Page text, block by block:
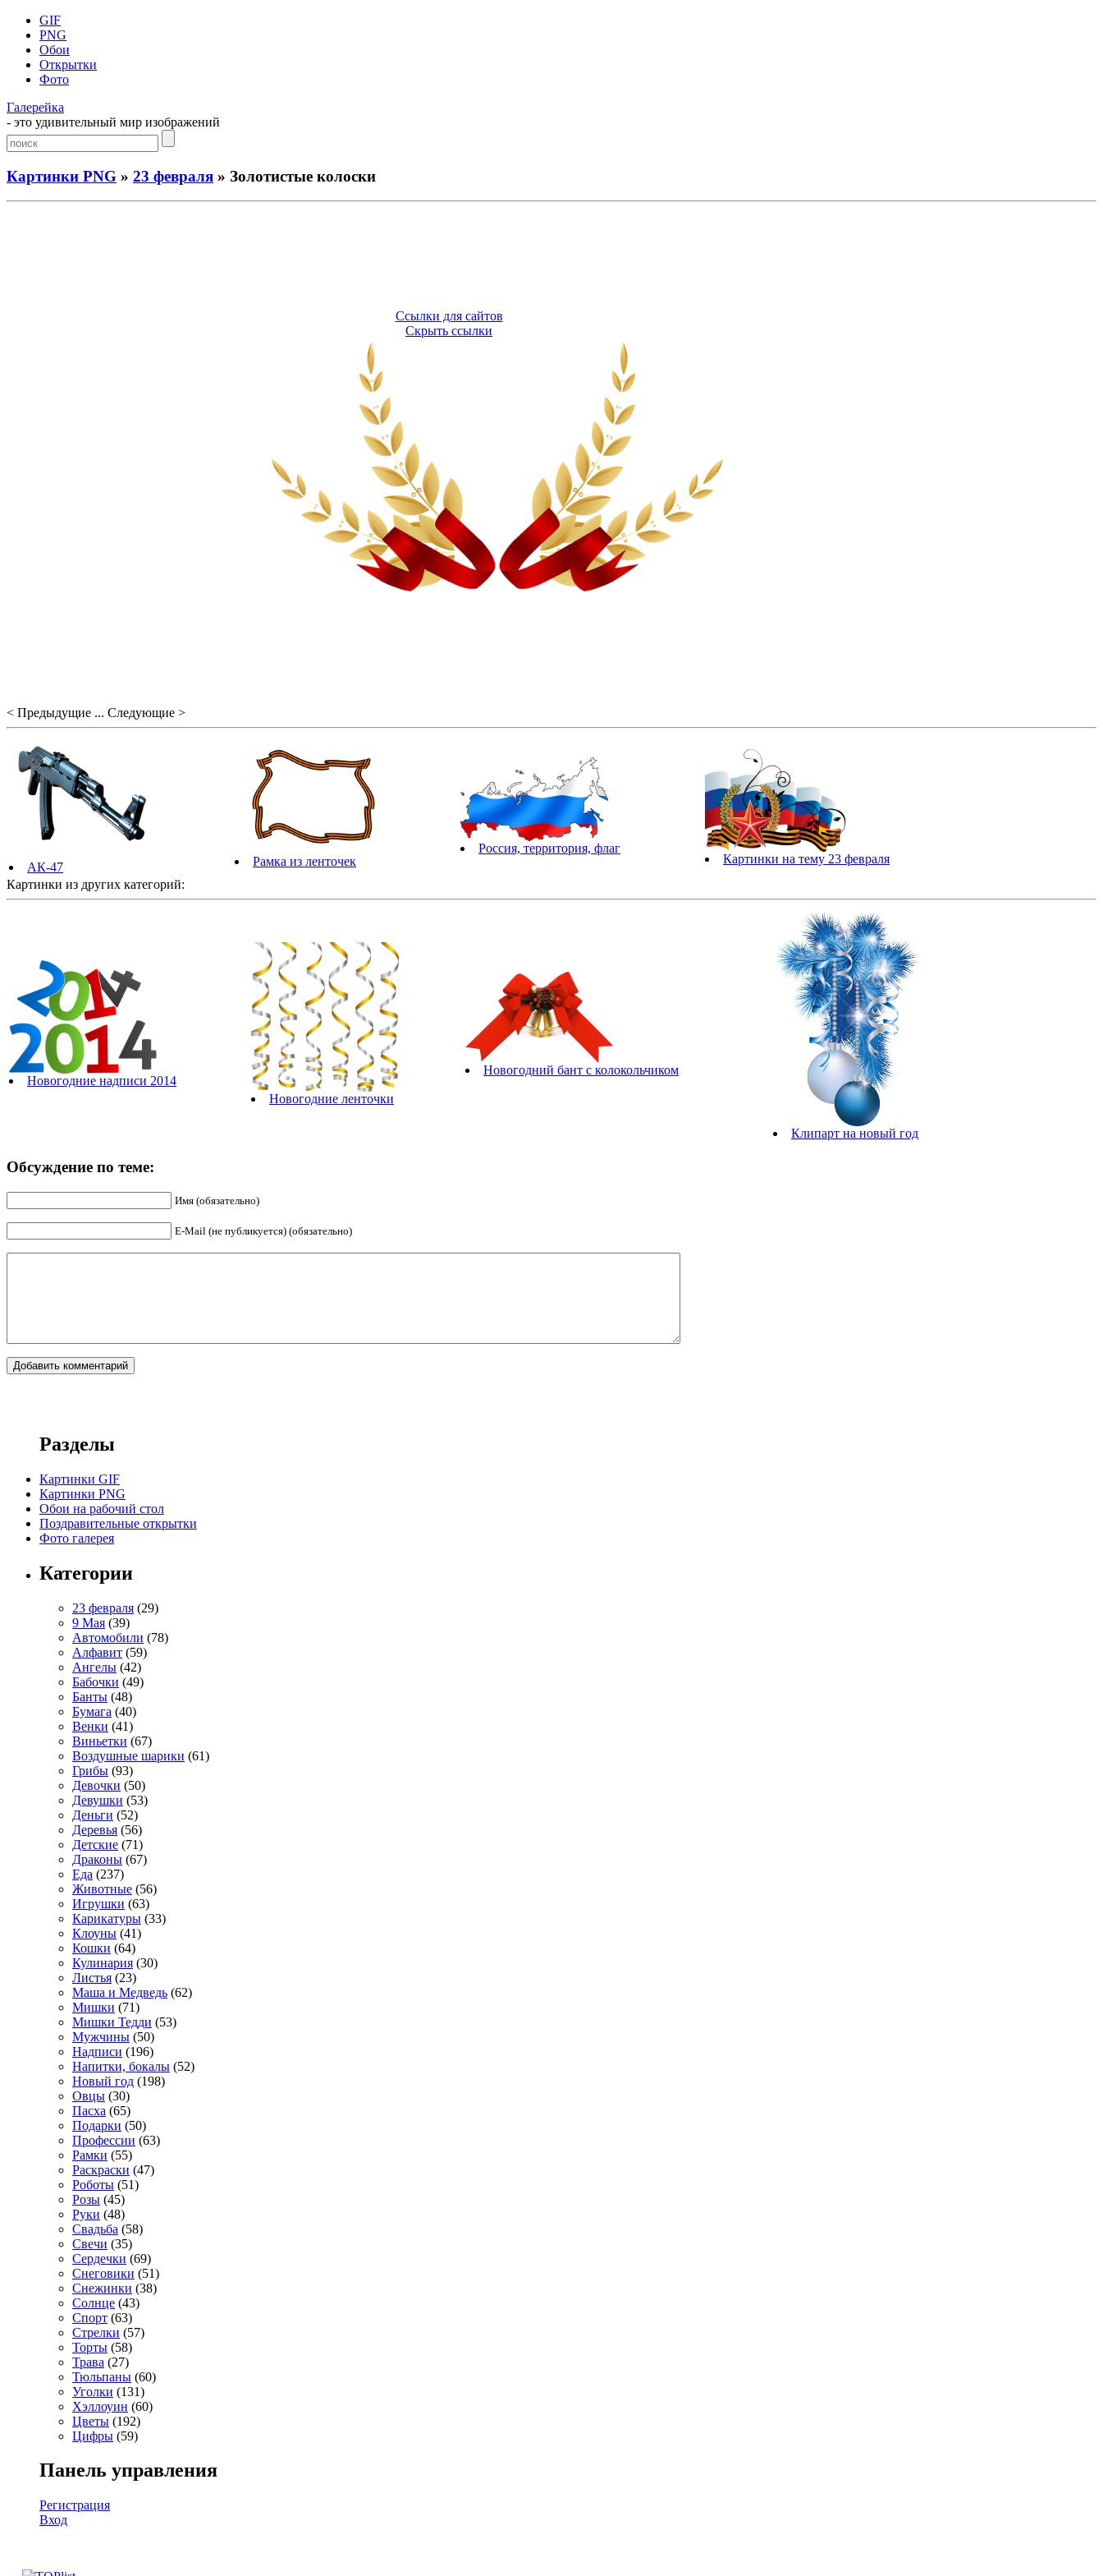
GIF
PNG
Обои
Открытки
Фото
Галерейка
- это удивительный мир изображений
Картинки PNG » 23 февраля » Золотистые колоски
Ссылки для сайтов
Скрыть ссылки
< Предыдущие ... Следующие >
АК-47 Рамка из ленточек
Россия, территория, флаг
Картинки на тему 23 февраля
Картинки из других категорий:
Новогодние надписи 2014
Новогодние ленточки
Новогодний бант с колокольчиком
Клипарт на новый год
Обсуждение по теме:
Имя (обязательно)
E-Mail (не публикуется) (обязательно)
Разделы
Картинки GIF
Картинки PNG
Обои на рабочий стол
Поздравительные открытки
Фото галерея
Категории
23 февраля (29)
9 Мая (39)
Автомобили (78)
Алфавит (59)
Ангелы (42)
Бабочки (49)
Банты (48)
Бумага (40)
Венки (41)
Виньетки (67)
Воздушные шарики (61)
Грибы (93)
Девочки (50)
Девушки (53)
Деньги (52)
Деревья (56)
Детские (71)
Драконы (67)
Еда (237)
Животные (56)
Игрушки (63)
Карикатуры (33)
Клоуны (41)
Кошки (64)
Кулинария (30)
Листья (23)
Маша и Медведь (62)
Мишки (71)
Мишки Тедди (53)
Мужчины (50)
Надписи (196)
Напитки, бокалы (52)
Новый год (198)
Овцы (30)
Пасха (65)
Подарки (50)
Профессии (63)
Рамки (55)
Раскраски (47)
Роботы (51)
Розы (45)
Руки (48)
Свадьба (58)
Свечи (35)
Сердечки (69)
Снеговики (51)
Снежинки (38)
Солнце (43)
Спорт (63)
Стрелки (57)
Торты (58)
Трава (27)
Тюльпаны (60)
Уголки (131)
Хэллоуин (60)
Цветы (192)
Цифры (59)
Панель управления
Регистрация
Вход